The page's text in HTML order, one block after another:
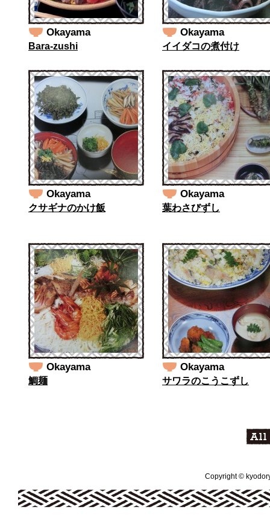
Okayama
Bara-zushi
Okayama
イイダコの煮付け
Okayama
クサギナのかけ飯
Okayama
葉わさびずし
Okayama
鯛麺
Okayama
サワラのこうこずし
Copyright ©